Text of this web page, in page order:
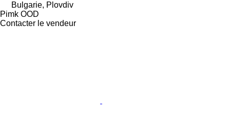
Bulgarie, Plovdiv
Pimk OOD
Contacter le vendeur